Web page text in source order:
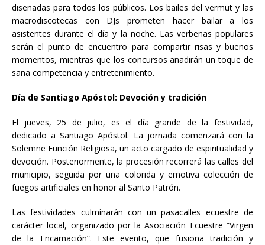
diseñadas para todos los públicos. Los bailes del vermut y las
macrodiscotecas con DJs prometen hacer bailar a los
asistentes durante el día y la noche. Las verbenas populares
serán el punto de encuentro para compartir risas y buenos
momentos, mientras que los concursos añadirán un toque de
sana competencia y entretenimiento.
Día de Santiago Apóstol: Devoción y tradición
El jueves, 25 de julio, es el día grande de la festividad,
dedicado a Santiago Apóstol. La jornada comenzará con la
Solemne Función Religiosa, un acto cargado de espiritualidad y
devoción. Posteriormente, la procesión recorrerá las calles del
municipio, seguida por una colorida y emotiva colección de
fuegos artificiales en honor al Santo Patrón.
Las festividades culminarán con un pasacalles ecuestre de
carácter local, organizado por la Asociación Ecuestre “Virgen
de la Encarnación”. Este evento, que fusiona tradición y